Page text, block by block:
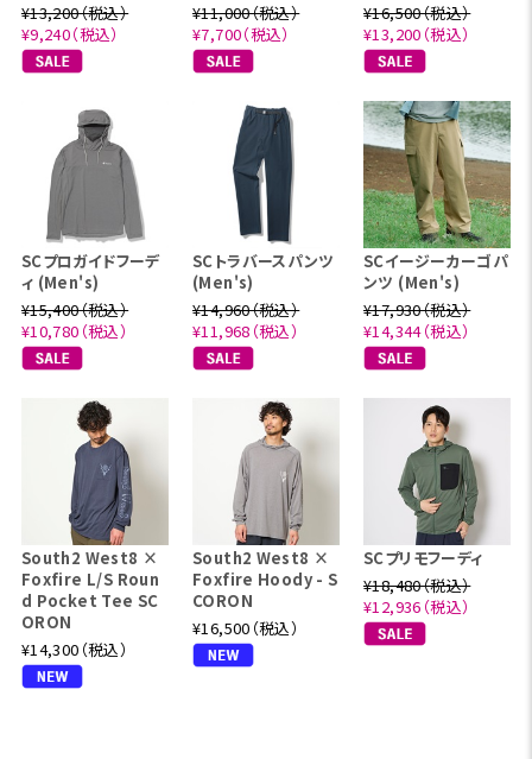
¥13,200（税込）
¥9,240（税込）
¥11,000（税込）
¥7,700（税込）
¥16,500（税込）
¥13,200（税込）
SCプロガイドフーデ
ィ (Men's)
¥15,400（税込）
¥10,780（税込）
SCトラバースパンツ
(Men's)
¥14,960（税込）
¥11,968（税込）
SCイージーカーゴパ
ンツ (Men's)
¥17,930（税込）
¥14,344（税込）
South2 West8 ×
Foxfire L/S Roun
d Pocket Tee SC
ORON
¥14,300（税込）
South2 West8 ×
Foxfire Hoody - S
CORON
¥16,500（税込）
SCプリモフーディ
¥18,480（税込）
¥12,936（税込）